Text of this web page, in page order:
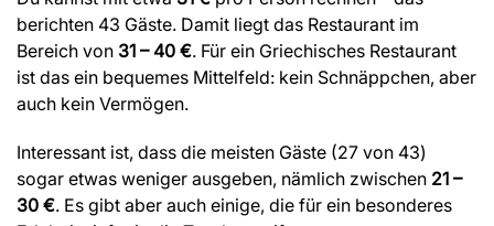
berichten 43 Gäste. Damit liegt das Restaurant im
Bereich von 31 – 40 €. Für ein Griechisches Restaurant
ist das ein bequemes Mittelfeld: kein Schnäppchen, aber
auch kein Vermögen.
Interessant ist, dass die meisten Gäste (27 von 43)
sogar etwas weniger ausgeben, nämlich zwischen 21 –
30 €. Es gibt aber auch einige, die für ein besonderes